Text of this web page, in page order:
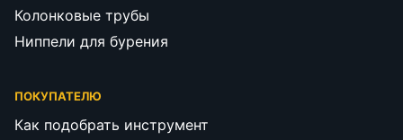
Колонковые трубы
Ниппели для бурения
ПОКУПАТЕЛЮ
Как подобрать инструмент